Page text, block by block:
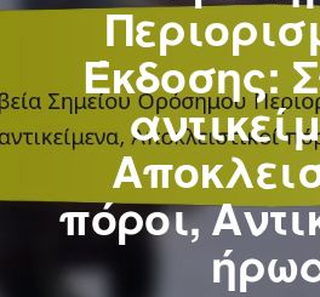
Έκδοσης:
πόροι,